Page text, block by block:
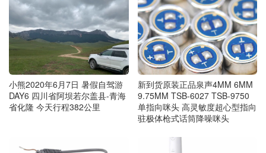
小熊2020年6月7日 暑假自驾游
DAY6 四川省阿坝若尔盖县-青海
省化隆 今天行程382公里
新到货原装正品泉声4MM 6MM
9.75MM TSB-6027 TSB-9750
单指向咪头 高灵敏度超心型指向
驻极体枪式话筒降噪咪头